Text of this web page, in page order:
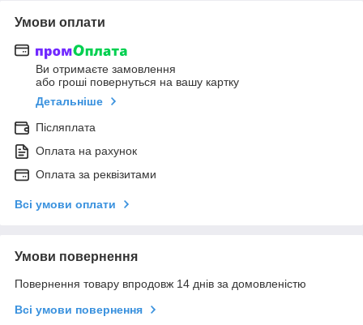
Умови оплати
Ви отримаєте замовлення
або гроші повернуться на вашу картку
Детальніше
Післяплата
Оплата на рахунок
Оплата за реквізитами
Всі умови оплати
Умови повернення
Повернення товару впродовж 14 днів за домовленістю
Всі умови повернення